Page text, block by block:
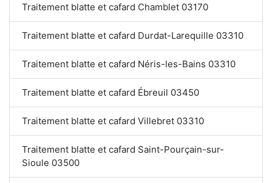
Traitement blatte et cafard Chamblet 03170
Traitement blatte et cafard Durdat-Larequille 03310
Traitement blatte et cafard Néris-les-Bains 03310
Traitement blatte et cafard Ébreuil 03450
Traitement blatte et cafard Villebret 03310
Traitement blatte et cafard Saint-Pourçain-sur-
Sioule 03500